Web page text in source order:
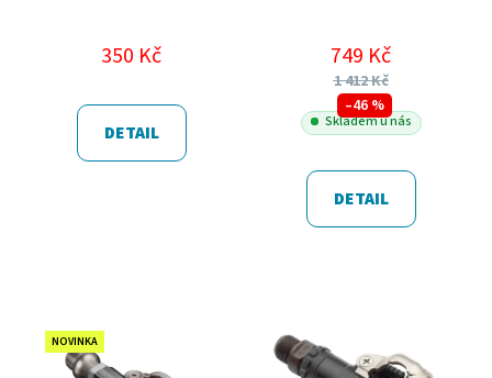
350 Kč
DETAIL
749 Kč
1 412 Kč
–46 %
Skladem u nás
DETAIL
NOVINKA